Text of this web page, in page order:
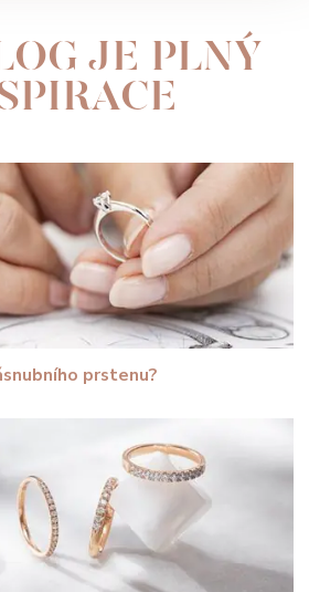
JE PLNÝ
prstenu?